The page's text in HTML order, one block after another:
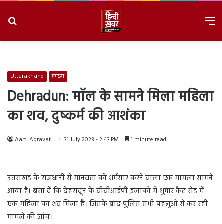
Uttarakhand क्राइम
Dehradun: मॉल के सामने मिला महिला
का शव, दुष्कर्म की आशंका
Aarti Agravat 31 July 2023 - 2:43 PM 1 minute read
उत्तराखंड के राजधानी से मानवता को शर्मसार करने वाला एक मामला सामने
आया है। बता दें कि देहरादून के वीवीआईपी इलाकों में शुमार कैंट रोड में
एक महिला का शव मिला है। जिसके बाद पुलिस सभी पहलुओं से कर रही
मामले की जांच।